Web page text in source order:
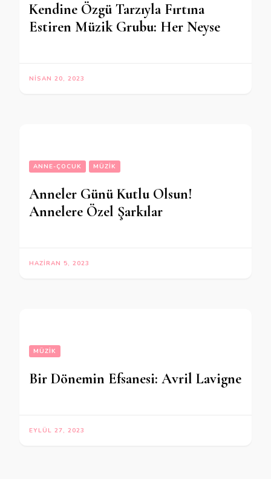
Kendine Özgü Tarzıyla Fırtına
Estiren Müzik Grubu: Her Neyse
NISAN 20, 2023
ANNE-ÇOCUK MÜZIK
Anneler Günü Kutlu Olsun!
Annelere Özel Şarkılar
HAZIRAN 5, 2023
MÜZIK
Bir Dönemin Efsanesi: Avril Lavigne
EYLÜL 27, 2023